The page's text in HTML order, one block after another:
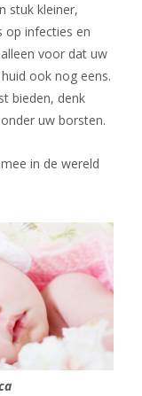
stuk kleiner,
op infecties en
voor dat uw
ook nog eens.
bieden, denk
uw borsten.
in de wereld